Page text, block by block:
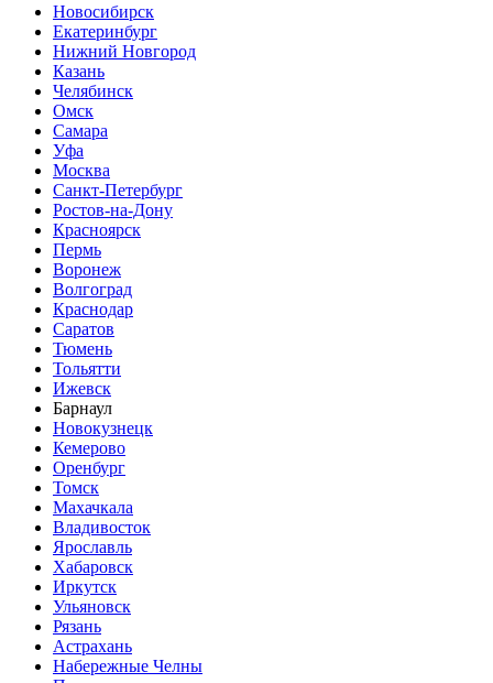
Новосибирск
Екатеринбург
Нижний Новгород
Казань
Челябинск
Омск
Самара
Уфа
Москва
Санкт-Петербург
Ростов-на-Дону
Красноярск
Пермь
Воронеж
Волгоград
Краснодар
Саратов
Тюмень
Тольятти
Ижевск
Барнаул
Новокузнецк
Кемерово
Оренбург
Томск
Махачкала
Владивосток
Ярославль
Хабаровск
Иркутск
Ульяновск
Рязань
Астрахань
Набережные Челны